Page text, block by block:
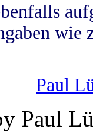
wie
Paul
Paul